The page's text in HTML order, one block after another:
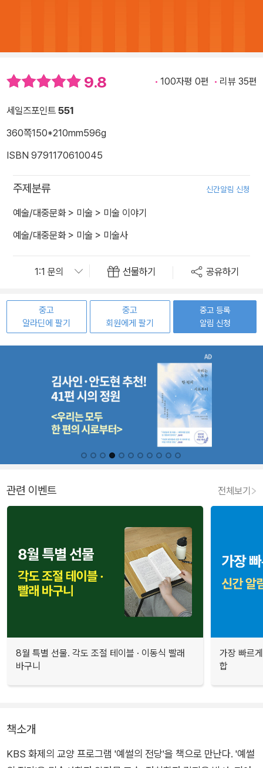
9.8 100자평 0편 리뷰 35편
세일즈포인트 551
360쪽150*210mm596g
ISBN 9791170610045
주제분류 신간알림 신청
예술/대중문화> 미술 > 미술 이야기
예술/대중문화> 미술 > 미술사
선물하기 공유하기
중고
알라딘에 팔기
중고
회원에게 팔기
중고 등록
알림 신청
관련 이벤트 전체보기
8월 특별 선물. 각도 조절 테이블 · 이동식 빨래
바구니
가장 빠르
합
책소개
KBS 화제의 교양 프로그램 '예썰의 전당'을 책으로 만난다. '예썰